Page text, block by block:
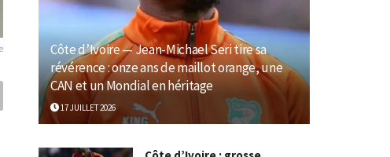
Côte d’Ivoire — Jean-Michael Seri tire sa
révérence : onze ans de maillot orange, une
CAN et un Mondial en héritage
17 JUILLET 2026